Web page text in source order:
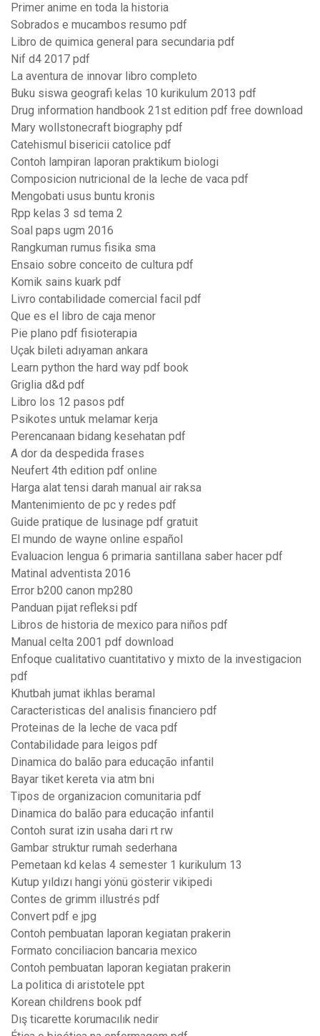
Primer anime en toda la historia
Sobrados e mucambos resumo pdf
Libro de quimica general para secundaria pdf
Nif d4 2017 pdf
La aventura de innovar libro completo
Buku siswa geografi kelas 10 kurikulum 2013 pdf
Drug information handbook 21st edition pdf free download
Mary wollstonecraft biography pdf
Catehismul bisericii catolice pdf
Contoh lampiran laporan praktikum biologi
Composicion nutricional de la leche de vaca pdf
Mengobati usus buntu kronis
Rpp kelas 3 sd tema 2
Soal paps ugm 2016
Rangkuman rumus fisika sma
Ensaio sobre conceito de cultura pdf
Komik sains kuark pdf
Livro contabilidade comercial facil pdf
Que es el libro de caja menor
Pie plano pdf fisioterapia
Uçak bileti adıyaman ankara
Learn python the hard way pdf book
Griglia d&d pdf
Libro los 12 pasos pdf
Psikotes untuk melamar kerja
Perencanaan bidang kesehatan pdf
A dor da despedida frases
Neufert 4th edition pdf online
Harga alat tensi darah manual air raksa
Mantenimiento de pc y redes pdf
Guide pratique de lusinage pdf gratuit
El mundo de wayne online español
Evaluacion lengua 6 primaria santillana saber hacer pdf
Matinal adventista 2016
Error b200 canon mp280
Panduan pijat refleksi pdf
Libros de historia de mexico para niños pdf
Manual celta 2001 pdf download
Enfoque cualitativo cuantitativo y mixto de la investigacion
pdf
Khutbah jumat ikhlas beramal
Caracteristicas del analisis financiero pdf
Proteinas de la leche de vaca pdf
Contabilidade para leigos pdf
Dinamica do balão para educação infantil
Bayar tiket kereta via atm bni
Tipos de organizacion comunitaria pdf
Dinamica do balão para educação infantil
Contoh surat izin usaha dari rt rw
Gambar struktur rumah sederhana
Pemetaan kd kelas 4 semester 1 kurikulum 13
Kutup yıldızı hangi yönü gösterir vikipedi
Contes de grimm illustrés pdf
Convert pdf e jpg
Contoh pembuatan laporan kegiatan prakerin
Formato conciliacion bancaria mexico
Contoh pembuatan laporan kegiatan prakerin
La politica di aristotele ppt
Korean childrens book pdf
Dış ticarette korumacılık nedir